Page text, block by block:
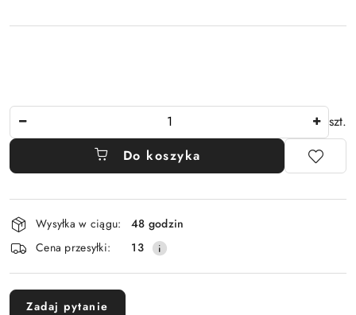
szt.
Do koszyka
Dostępność
i
dostawa
Wysyłka w ciągu:
48 godzin
Cena przesyłki:
13
Zadaj pytanie